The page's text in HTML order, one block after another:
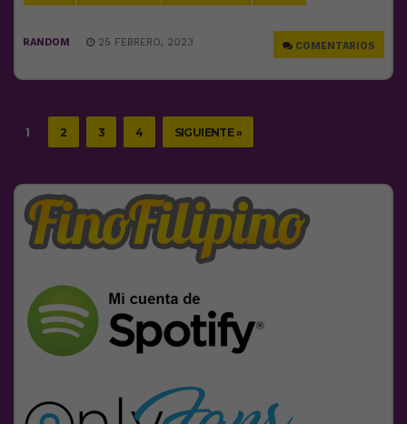
COMENTARIOS
RANDOM 25 FEBRERO, 2023
1 2 3 4 SIGUIENTE »